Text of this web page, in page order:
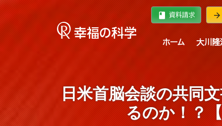
book 資料請求 arrow_forward
ホーム 大川隆
日米首脳会談の共同
るのか！？